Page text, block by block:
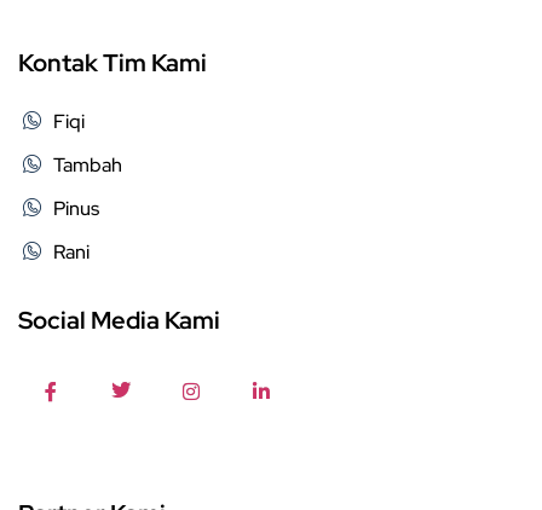
Kontak Tim Kami
Fiqi
Tambah
Pinus
Rani
Social Media Kami